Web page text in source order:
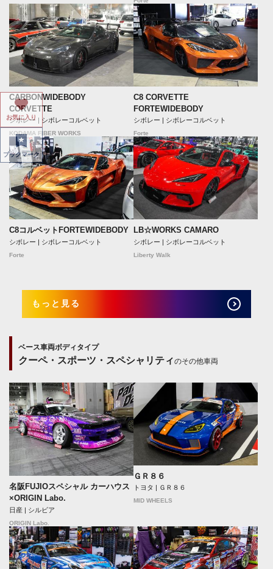
CARBONWIDEBODY
CORVETTE
シボレー | シボレーコルベット
KODAMA FIBER WORKS
C8 CORVETTE
FORTEWIDEBODY
シボレー | シボレーコルベット
Forte
C8コルベットFORTEWIDEBODY
シボレー | シボレーコルベット
Forte
LB☆WORKS CAMARO
シボレー | シボレーコルベット
Liberty Walk
もっと見る
ベース車両ボディタイプ
クーペ・スポーツ・スペシャリティのその他車両
名阪FUJIOスペシャル カーハウス
×ORIGIN Labo.
日産 | シルビア
ORIGIN Labo.
ＧＲ８６
トヨタ | ＧＲ８６
MID WHEELS
お気に入り
ブックマーク